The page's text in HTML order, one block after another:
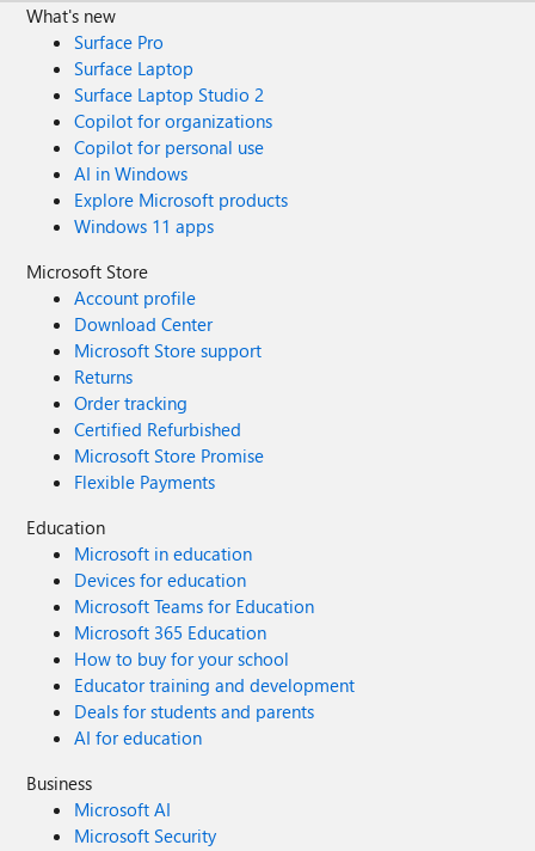
What's new
Surface Pro
Surface Laptop
Surface Laptop Studio 2
Copilot for organizations
Copilot for personal use
AI in Windows
Explore Microsoft products
Windows 11 apps
Microsoft Store
Account profile
Download Center
Microsoft Store support
Returns
Order tracking
Certified Refurbished
Microsoft Store Promise
Flexible Payments
Education
Microsoft in education
Devices for education
Microsoft Teams for Education
Microsoft 365 Education
How to buy for your school
Educator training and development
Deals for students and parents
AI for education
Business
Microsoft AI
Microsoft Security